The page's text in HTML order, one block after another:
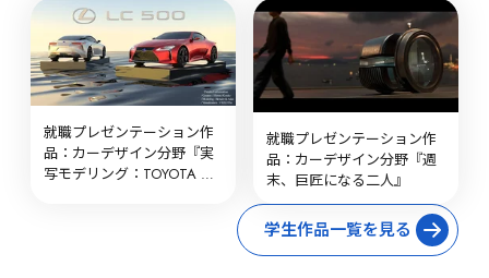
就職プレゼンテーション作
品：カーデザイン分野『実
写モデリング：TOYOTA
就職プレゼンテーション作
品：カーデザイン分野『週
末、巨匠になる二人』
学生作品一覧を見る